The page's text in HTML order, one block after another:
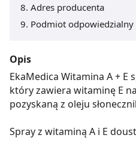
Adres producenta
Podmiot odpowiedzialny
Opis
EkaMedica Witamina A + E
który zawiera witaminę E
pozyskaną z oleju
Spray z witaminą A i E